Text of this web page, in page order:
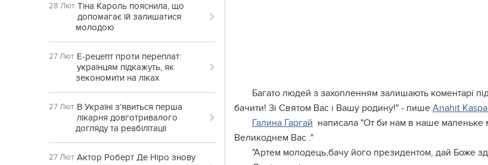
28 Лют Тіна Кароль пояснила, що
допомагає їй залишатися
молодою
27 Лют Е-рецепт проти переплат:
українцям підкажуть, як
зекономити на ліках
27 Лют В Україні з’явиться перша
лікарня довготривалого
догляду та реабілітації
27 Лют Актор Роберт Де Ніро знову
Багато людей з захопленням залишають коментарі
бачити! Зi Святом Вас i Вашу родину!" - пише Anahit
Галина Гаргай написала "От би нам в наше маленьке
Великоднем Вас ."
"Артем молодець,бачу його президентом, дай Боже